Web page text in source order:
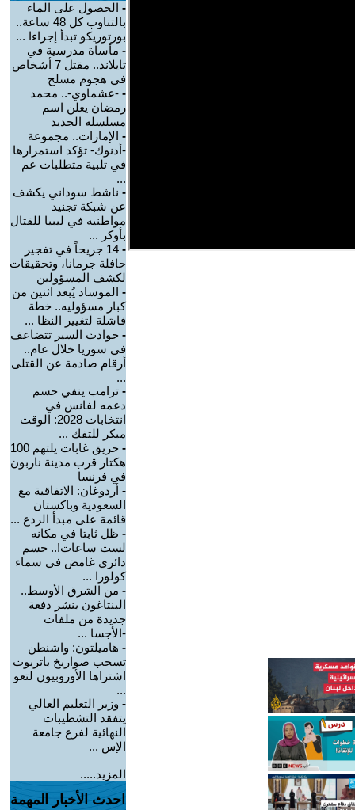
- الحصول على الماء
بالتناوب كل 48 ساعة..
بورتوريكو تبدأ إجراءا ...
- مأساة مدرسية في
تايلاند.. مقتل 7 أشخاص
في هجوم مسلح
- -عشماوي-.. محمد
رمضان يعلن اسم
مسلسله الجديد
- الإمارات.. مجموعة
-أدنوك- تؤكد استمرارها
في تلبية متطلبات عم
...
- ناشط سوداني يكشف
عن شبكة تجنيد
مواطنيه في ليبيا للقتال
بأوكر ...
-
14 جريحاً في تفجير
حافلة جرمانا، وتحقيقات
لكشف المسؤولين
- الموساد يُبعد اثنين من
كبار مسؤوليه.. خطة
فاشلة لتغيير النظا ...
- حوادث السير تتضاعف
في سوريا خلال عام..
أرقام صادمة عن القتلى
...
- ترامب ينفي حسم
دعمه لفانس في
انتخابات 2028: الوقت
مبكر للتفك ...
-
حريق غابات يلتهم 100
هكتار قرب مدينة ناربون
في فرنسا
- أردوغان: الاتفاقية مع
السعودية وباكستان
قائمة على مبدأ الردع ...
- ظل ثابتا في مكانه
لست ساعات!.. جسم
دائري غامض في سماء
كولورا ...
- من الشرق الأوسط..
البنتاغون ينشر دفعة
جديدة من ملفات
-الأجسا ...
- هاميلتون: واشنطن
تسحب صواريخ باتريوت
اشتراها الأوروبيون لتعو
...
- وزير التعليم العالي
يتفقد التشطيبات
النهائية لفرع جامعة
الإس ...
المزيد.....
احدث الأخبار المهمة